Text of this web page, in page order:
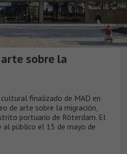
sobre la
finalizado de MAD en
de arte sobre la migración,
portuario de Róterdam. El
público el 15 de mayo de